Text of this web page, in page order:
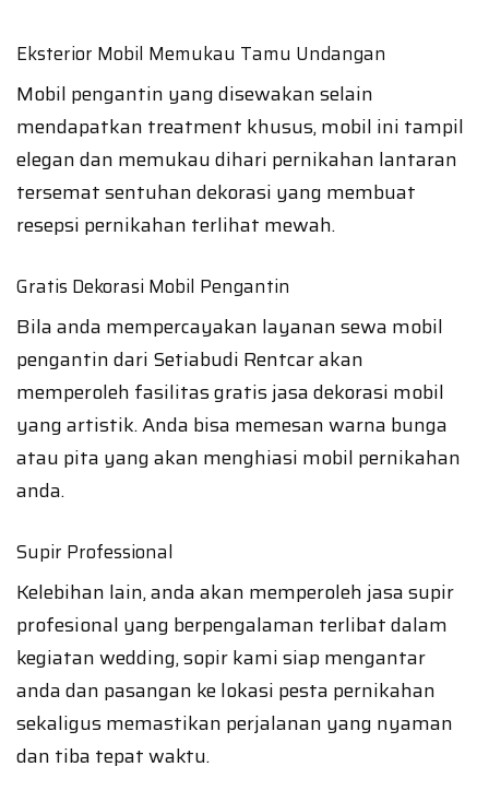
Eksterior Mobil Memukau Tamu Undangan
Mobil pengantin yang disewakan selain
mendapatkan treatment khusus, mobil ini tampil
elegan dan memukau dihari pernikahan lantaran
tersemat sentuhan dekorasi yang membuat
resepsi pernikahan terlihat mewah.
Gratis Dekorasi Mobil Pengantin
Bila anda mempercayakan layanan sewa mobil
pengantin dari Setiabudi Rentcar akan
memperoleh fasilitas gratis jasa dekorasi mobil
yang artistik. Anda bisa memesan warna bunga
atau pita yang akan menghiasi mobil pernikahan
anda.
Supir Professional
Kelebihan lain, anda akan memperoleh jasa supir
profesional yang berpengalaman terlibat dalam
kegiatan wedding, sopir kami siap mengantar
anda dan pasangan ke lokasi pesta pernikahan
sekaligus memastikan perjalanan yang nyaman
dan tiba tepat waktu.